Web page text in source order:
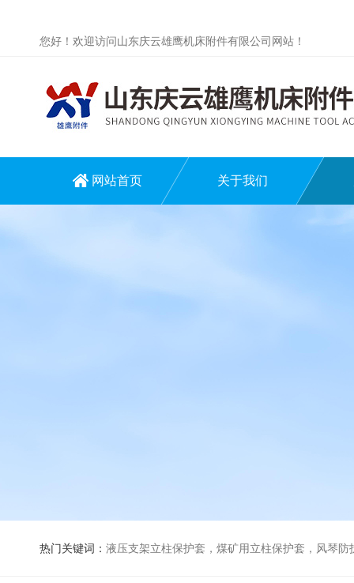
您好！欢迎访问山东庆云雄鹰机床附件有限公司网站！
网站首页 关于我们
热门关键词： 液压支架立柱保护套，煤矿用立柱保护套，风琴